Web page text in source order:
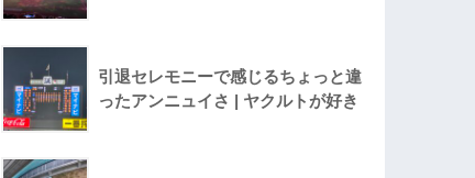
引退セレモニーで感じるちょっと違
ったアンニュイさ | ヤクルトが好き